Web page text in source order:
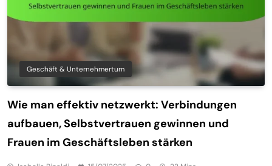
Geschäft & Unternehmertum
Wie man effektiv netzwerkt: Verbindungen
aufbauen, Selbstvertrauen gewinnen und
Frauen im Geschäftsleben stärken